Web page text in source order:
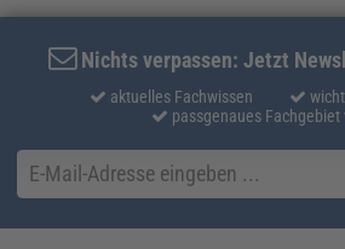
Nichts verpassen: Jetzt
aktuelles Fachwissen
passgenaues Fachgebiet